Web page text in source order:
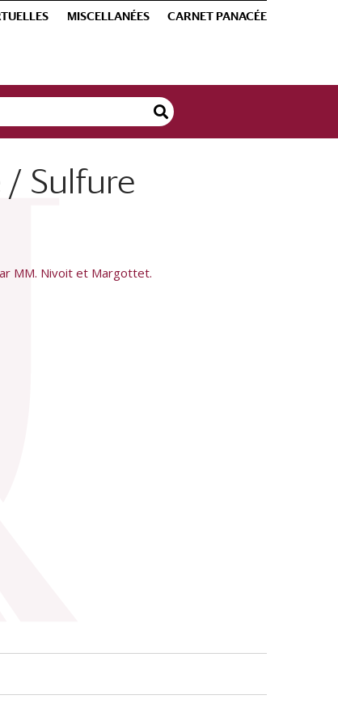
MISCELLANÉES CARNET PANACÉE
/ Sulfure
MM. Nivoit et Margottet.